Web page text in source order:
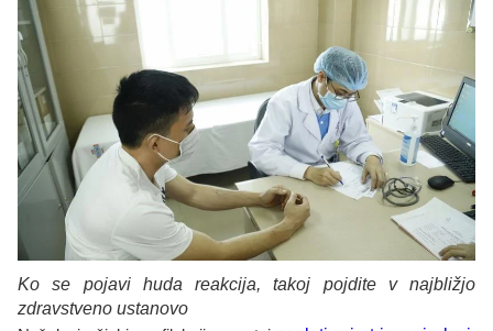
Ko se pojavi huda reakcija, takoj pojdite v najbližjo
zdravstveno ustanovo